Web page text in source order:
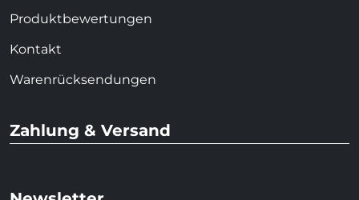
Produktbewertungen
Kontakt
Warenrücksendungen
Zahlung & Versand